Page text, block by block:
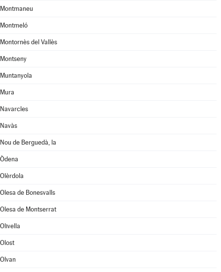
Montmaneu
Montmeló
Montornès del Vallès
Montseny
Muntanyola
Mura
Navarcles
Navàs
Nou de Berguedà, la
Òdena
Olèrdola
Olesa de Bonesvalls
Olesa de Montserrat
Olivella
Olost
Olvan